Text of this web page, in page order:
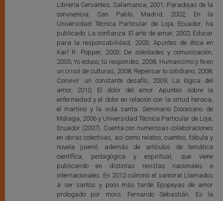
Librería Cervantes, Salamanca, 2001; Paradojas de la
convivencia, San Pablo, Madrid, 2002; En la
Universidad Técnica Particular de Loja, Ecuador, ha
publicado: La confianza. El arte de amar, 2002; Educar
para la responsabilidad, 2003; Apuntes de ética en
Karl R. Popper, 2003; De soledades y comunicación,
2005; Yo educo; tú respondes, 2008; Humanismo y fe en
un crisol de culturas, 2008; Repensar lo cotidiano, 2008;
Convivir: un constante desafío, 2009; La lógica del
amor, 2010; El dolor del amor. Apuntes sobre la
enfermedad y el dolor en relación con la virtud heroica,
el martirio y la vida santa. Seminario Diocesano de
Málaga, 2006 y Universidad Técnica Particular de Loja,
Ecuador (2007). Cuenta con numerosas colaboraciones
en obras colectivas, así como relatos, cuentos, fábula y
novela juvenil, además de artículos de temática
científica, pedagógica y espiritual, que viene
publicando en distintas revistas nacionales e
internacionales. En 2012 culminó el santoral Llamados
a ser santos y poco más tarde Epopeyas de amor
prologado por mons. Fernando Sebastián. Es la